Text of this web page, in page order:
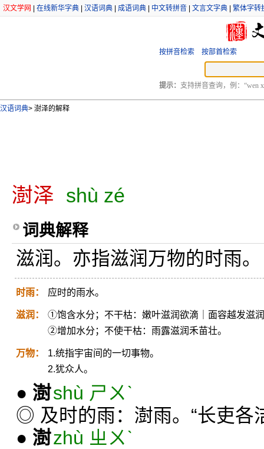
汉文学网 在线新华字典 汉语词典 成语词典 中文转拼音 文言文字典 繁体字转
按拼音检索 按部首检索
提示： 支持拼音查询，例：“wen
汉语词典> 澍泽的解释
澍泽 shù zé
词典解释
滋润。亦指滋润万物的时雨。
时雨： 应时的雨水。
滋润：
①饱含水分；不干枯：嫩叶滋润欲滴｜面容越发滋
②增加水分；不使干枯：雨露滋润禾苗壮。
万物：
1.统指宇宙间的一切事物。
2.犹众人。
● 澍shù ㄕㄨˋ
◎ 及时的雨：澍雨。“长吏各
● 澍zhù ㄓㄨˋ